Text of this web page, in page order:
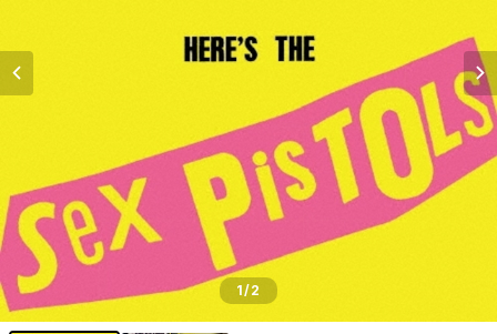
1/2